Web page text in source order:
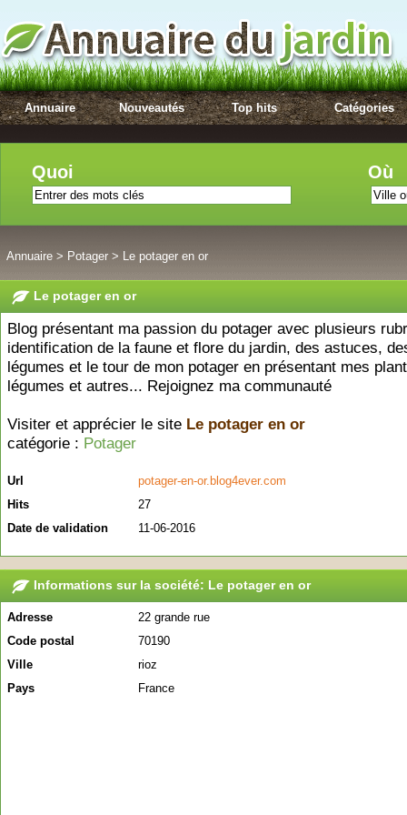
Annuaire Nouveautés Top hits Catégories
Quoi Où
Annuaire > Potager > Le potager en or
Le potager en or
Blog présentant ma passion du potager avec plusieurs
identification de la faune et flore du jardin, des astuces,
légumes et le tour de mon potager en présentant mes
légumes et autres... Rejoignez ma communauté
Visiter et apprécier le site Le potager en or
catégorie : Potager
Url
potager-en-or.blog4ever.com
Hits
27
Date de validation
11-06-2016
Informations sur la société: Le potager en or
Adresse
22 grande rue
Code postal
70190
Ville
rioz
Pays
France